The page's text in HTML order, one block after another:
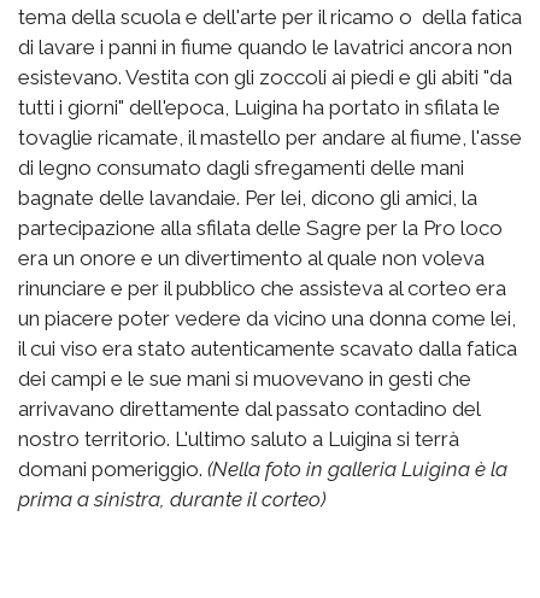
tema della scuola e dell'arte per il ricamo o della fatica
di lavare i panni in fiume quando le lavatrici ancora non
esistevano. Vestita con gli zoccoli ai piedi e gli abiti "da
tutti i giorni" dell'epoca, Luigina ha portato in sfilata le
tovaglie ricamate, il mastello per andare al fiume, l'asse
di legno consumato dagli sfregamenti delle mani
bagnate delle lavandaie. Per lei, dicono gli amici, la
partecipazione alla sfilata delle Sagre per la Pro loco
era un onore e un divertimento al quale non voleva
rinunciare e per il pubblico che assisteva al corteo era
un piacere poter vedere da vicino una donna come lei,
il cui viso era stato autenticamente scavato dalla fatica
dei campi e le sue mani si muovevano in gesti che
arrivavano direttamente dal passato contadino del
nostro territorio. L'ultimo saluto a Luigina si terrà
domani pomeriggio. (Nella foto in galleria Luigina è la
prima a sinistra, durante il corteo)